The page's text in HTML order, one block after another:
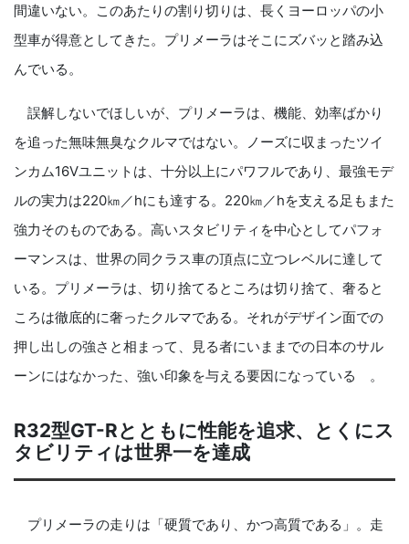
間違いない。このあたりの割り切りは、長くヨーロッパの小
型車が得意としてきた。プリメーラはそこにズバッと踏み込
んでいる。
誤解しないでほしいが、プリメーラは、機能、効率ばかり
を追った無味無臭なクルマではない。ノーズに収まったツイ
ンカム16Vユニットは、十分以上にパワフルであり、最強モデ
ルの実力は220㎞／hにも達する。220㎞／hを支える足もまた
強力そのものである。高いスタビリティを中心としてパフォ
ーマンスは、世界の同クラス車の頂点に立つレベルに達して
いる。プリメーラは、切り捨てるところは切り捨て、奢ると
ころは徹底的に奢ったクルマである。それがデザイン面での
押し出しの強さと相まって、見る者にいままでの日本のサル
ーンにはなかった、強い印象を与える要因になっている 。
R32型GT-Rとともに性能を追求、とくにス
タビリティは世界一を達成
プリメーラの走りは「硬質であり、かつ高質である」。走